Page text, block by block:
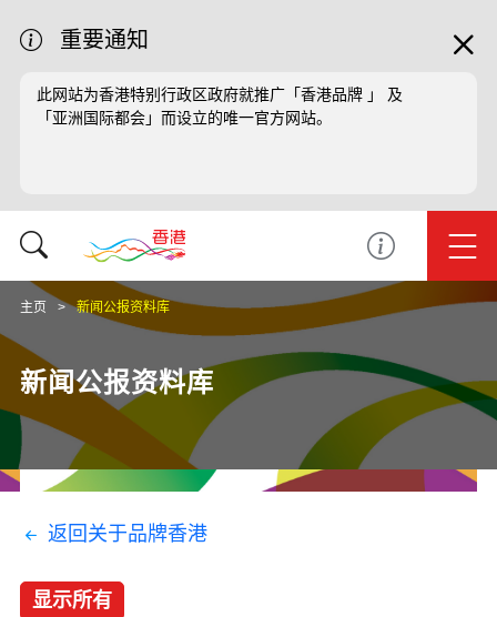
重要通知
此网站为香港特别行政区政府就推广「香港品牌 」 及
「亚洲国际都会」而设立的唯一官方网站。
主页 新闻公报资料库
新闻公报资料库
返回关于品牌香港
显示所有